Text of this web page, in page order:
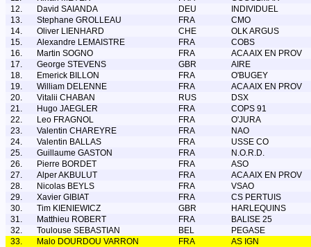
12.
David SAIANDA DEU
INDIVIDUEL
13.
Stephane GROLLEAU FRA
CMO
14.
Oliver LIENHARD CHE
OLK ARGUS
15.
Alexandre LEMAISTRE FRA
COBS
16.
Martin SOGNO FRA
ACA AIX EN PROV
17.
George STEVENS GBR
AIRE
18.
Emerick BILLON FRA
O'BUGEY
19.
William DELENNE FRA
ACA AIX EN PROV
20.
Vitalii CHABAN RUS
DSX
21.
Hugo JAEGLER FRA
COPS 91
22.
Leo FRAGNOL FRA
O'JURA
23.
Valentin CHAREYRE FRA
NAO
24.
Valentin BALLAS FRA
USSE CO
25.
Guillaume GASTON FRA
N.O.R.D.
26.
Pierre BORDET FRA
ASO
27.
Alper AKBULUT FRA
ACA AIX EN PROV
28.
Nicolas BEYLS FRA
VSAO
29.
Xavier GIBIAT FRA
CS PERTUIS
30.
Tim KIENIEWICZ GBR
HARLEQUINS
31.
Matthieu ROBERT FRA
BALISE 25
32.
Toulouse SEBASTIAN BEL
PEGASE
33.
Malo DOURDOU VARRON FRA
AS IGN